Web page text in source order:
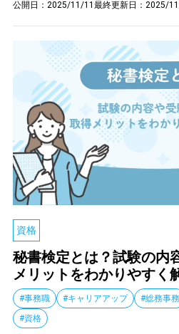
公開日： 2025/11/11 最終更新日： 2025/
資格
秘書検定とは？試験の内
メリットをわかりやすく
#事務職 #キャリアアップ #総務事務
#資格